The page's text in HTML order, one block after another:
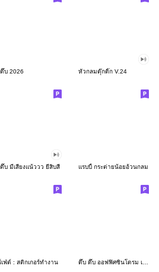
บ 2026 หัวกลมดุ๊กดิ๊ก V.24
บ มีเสียงแน้ววว ยี่สิบสี่ แรบบี้ กระต่ายน้อยอ้วนกลม
เฟ่ต์ : สติกเกอร์ทำงาน ดึ๊บ ดึ๊บ ออฟฟิศซินโดรม เจ็ด